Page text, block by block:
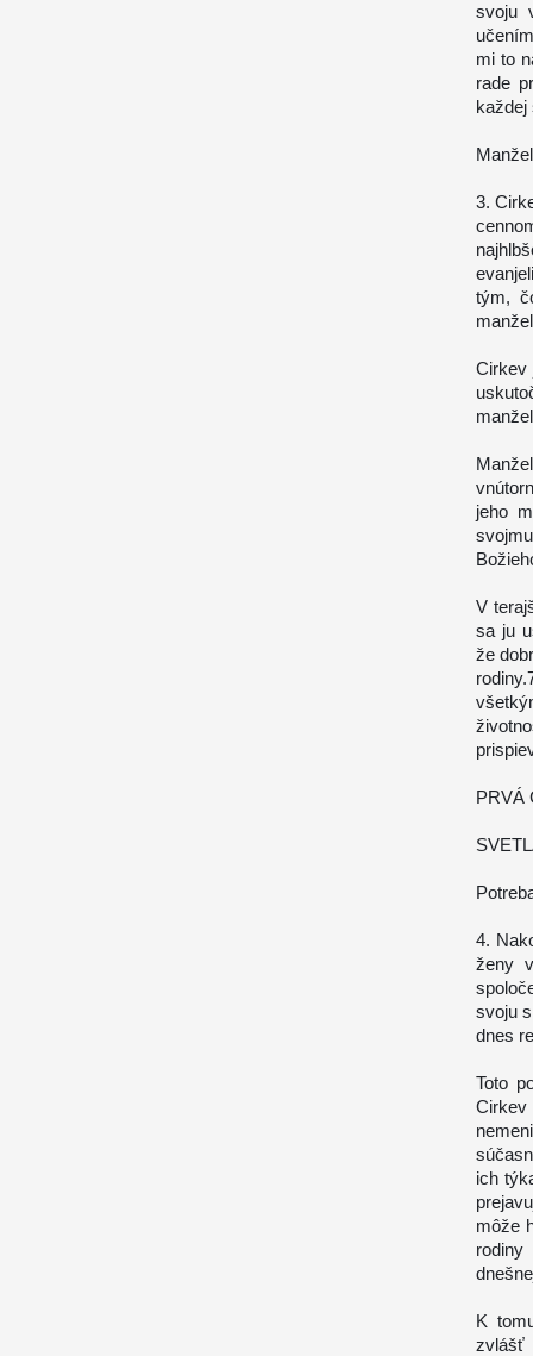
svoju
mi to
rade
každej
3.
tým,
Cirkev
jeho
V
sa ju
že
PRVÁ
4.
ženy
svoju
dnes
Toto
ich
môže
K
zvlášť